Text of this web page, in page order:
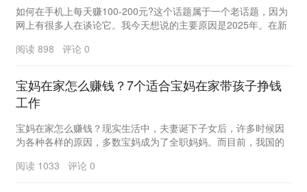
如何在手机上每天赚100-200元?这个话题属于一个老话题，因为
网上有很多人在谈论它。我今天想说的主要原因是2025年。在新
阅读 898 评论 0
宝妈在家怎么赚钱？7个适合宝妈在家带孩子挣钱
工作
宝妈在家怎么赚钱？现实生活中，夫妻诞下子女后，许多时候因
为各种各样的原因，多数宝妈成为了全职妈妈。而目前，我国的
阅读 1033 评论 0